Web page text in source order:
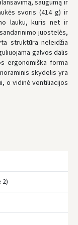
могут зависеть от
saugumą ir
svoris (414 g) ir
lauku, kuris net ir
juostelės,
struktūra neleidžia
galvos dalis
ergonomiška forma
skydelis yra
o vidinė ventiliacijos
2)